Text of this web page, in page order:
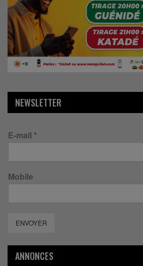
NEWSLETTER
E-mail *
Mobile
ENVOYER
ANNONCES